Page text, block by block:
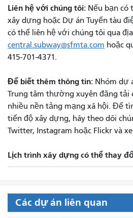
Liên hệ với chúng tôi: Nếu bạn có
xây dựng hoặc Dự án Tuyến tàu
có thể liên hệ với chúng tôi qua
central.subway@sfmta.com hoặc
415-701-4371.
Để biết thêm thông tin: Nhóm dự
Trung tâm thường xuyên đăng tải
nhiều nền tảng mạng xã hội. Để
tiến độ xây dựng, hãy theo dõi
Twitter, Instagram hoặc Flickr và
Lịch trình xây dựng có thể thay
Các dự án liên quan